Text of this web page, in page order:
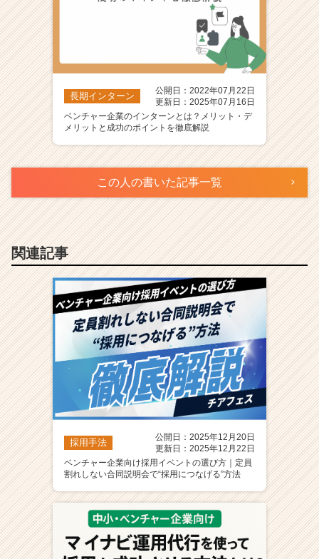
長期インターン
公開日：2022年07月22日
更新日：2025年07月16日
ベンチャー企業のインターンとは？メリット・デ
メリットと成功のポイントを徹底解説
この人の書いた記事一覧
関連記事
採用手法
公開日：2025年12月20日
更新日：2025年12月22日
ベンチャー企業向け採用イベントの選び方｜定員
割れしない合同説明会で“採用につなげる”方法